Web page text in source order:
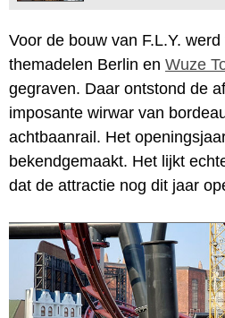
Voor de bouw van F.L.Y.
themadelen Berlin en Wuze
gegraven. Daar ontstond de
imposante wirwar van
achtbaanrail. Het
bekendgemaakt. Het lijkt
dat de attractie nog dit jaar